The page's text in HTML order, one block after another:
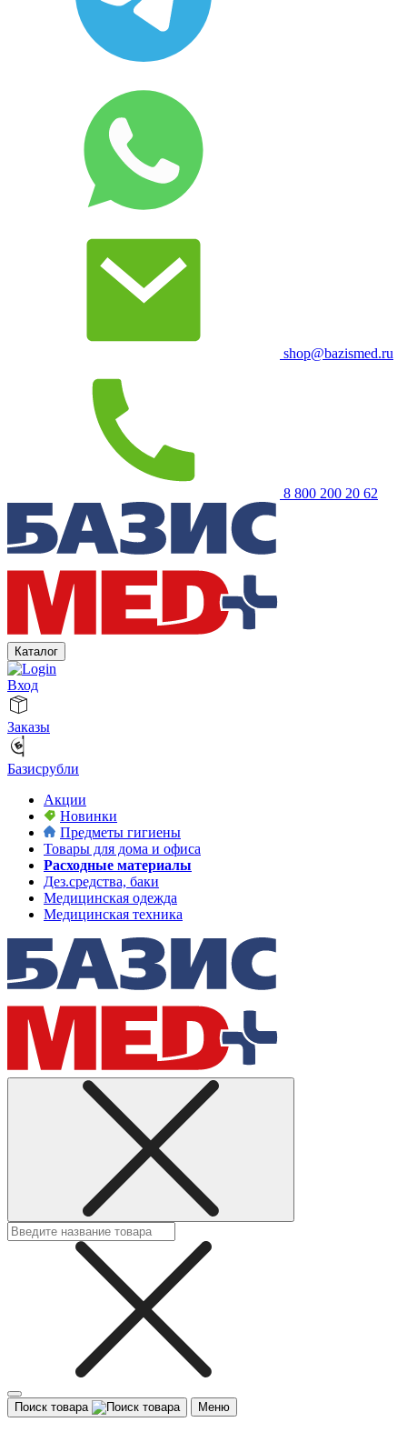
shop@bazismed.ru
8 800 200 20 62
Каталог
Вход
Заказы
Базисрубли
Акции
Новинки
Предметы гигиены
Товары для дома и офиса
Расходные материалы
Дез.средства, баки
Медицинская одежда
Медицинская техника
Поиск товара Меню